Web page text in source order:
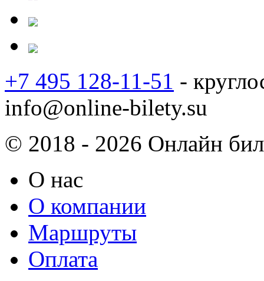
+7 495 128-11-51 -
info@online-bilety.su
© 2018 - 2026 Онлайн
О нас
О компании
Маршруты
Оплата